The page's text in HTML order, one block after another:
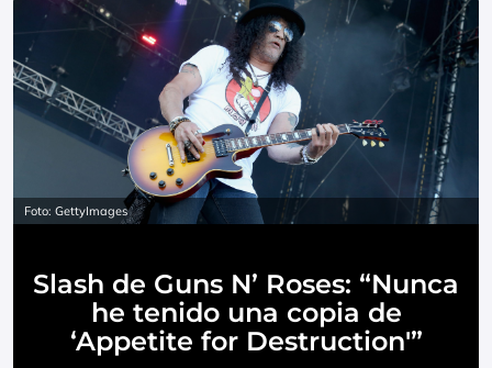
Foto: GettyImages
Slash de Guns N’ Roses: “Nunca
he tenido una copia de
‘Appetite for Destruction'”